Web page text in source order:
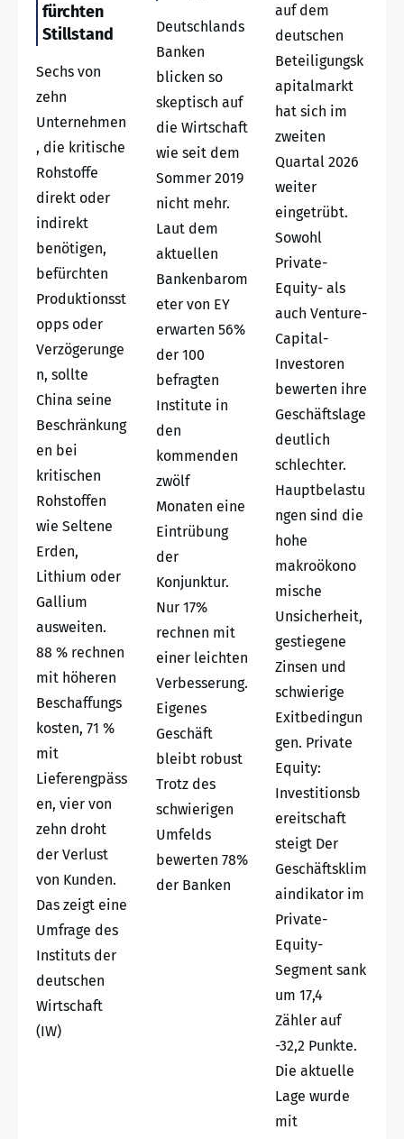
fürchten
Stillstand
Sechs von
zehn
Unternehmen
, die kritische
Rohstoffe
direkt oder
indirekt
benötigen,
befürchten
Produktionsst
opps oder
Verzögerunge
n, sollte
China seine
Beschränkung
en bei
kritischen
Rohstoffen
wie Seltene
Erden,
Lithium oder
Gallium
ausweiten.
88 % rechnen
mit höheren
Beschaffungs
kosten, 71 %
mit
Lieferengpäss
en, vier von
zehn droht
der Verlust
von Kunden.
Das zeigt eine
Umfrage des
Instituts der
deutschen
Wirtschaft
(IW)
Deutschlands
Banken
blicken so
skeptisch auf
die Wirtschaft
wie seit dem
Sommer 2019
nicht mehr.
Laut dem
aktuellen
Bankenbarom
eter von EY
erwarten 56%
der 100
befragten
Institute in
den
kommenden
zwölf
Monaten eine
Eintrübung
der
Konjunktur.
Nur 17%
rechnen mit
einer leichten
Verbesserung.
Eigenes
Geschäft
bleibt robust
Trotz des
schwierigen
Umfelds
bewerten 78%
der Banken
auf dem
deutschen
Beteiligungsk
apitalmarkt
hat sich im
zweiten
Quartal 2026
weiter
eingetrübt.
Sowohl
Private-
Equity- als
auch Venture-
Capital-
Investoren
bewerten ihre
Geschäftslage
deutlich
schlechter.
Hauptbelastu
ngen sind die
hohe
makroökono
mische
Unsicherheit,
gestiegene
Zinsen und
schwierige
Exitbedingun
gen. Private
Equity:
Investitionsb
ereitschaft
steigt Der
Geschäftsklim
aindikator im
Private-
Equity-
Segment sank
um 17,4
Zähler auf
-32,2 Punkte.
Die aktuelle
Lage wurde
mit